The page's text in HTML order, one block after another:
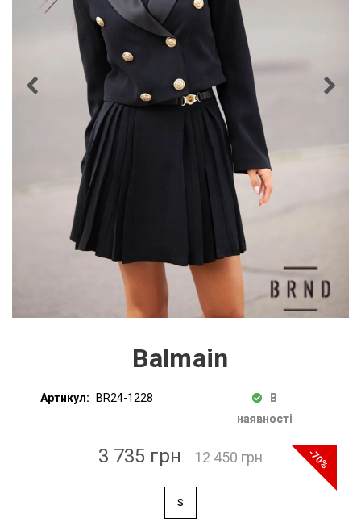
Balmain
Артикул: BR24-1228
В
наявності
-70%
3 735 грн 12 450 грн
S